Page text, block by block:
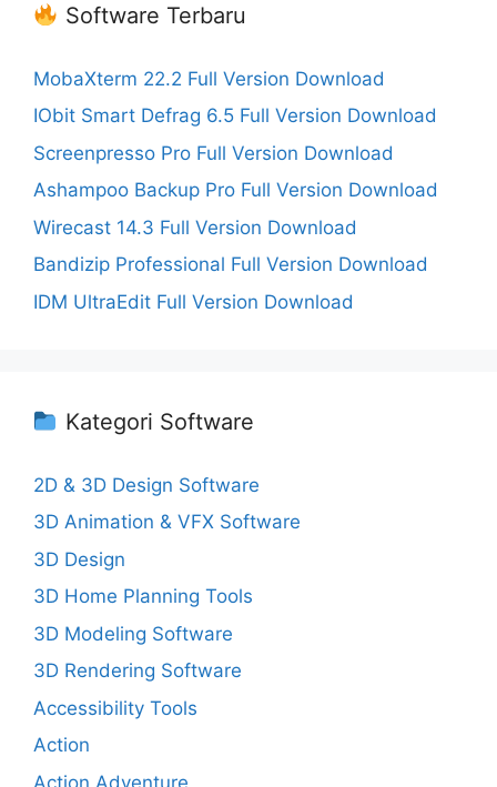
Software Terbaru
MobaXterm 22.2 Full Version Download
IObit Smart Defrag 6.5 Full Version Download
Screenpresso Pro Full Version Download
Ashampoo Backup Pro Full Version Download
Wirecast 14.3 Full Version Download
Bandizip Professional Full Version Download
IDM UltraEdit Full Version Download
Kategori Software
2D & 3D Design Software
3D Animation & VFX Software
3D Design
3D Home Planning Tools
3D Modeling Software
3D Rendering Software
Accessibility Tools
Action
Action Adventure